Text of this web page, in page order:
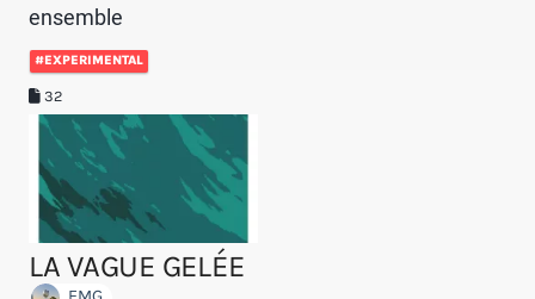
ensemble
#EXPERIMENTAL
32
LA VAGUE GELÉE